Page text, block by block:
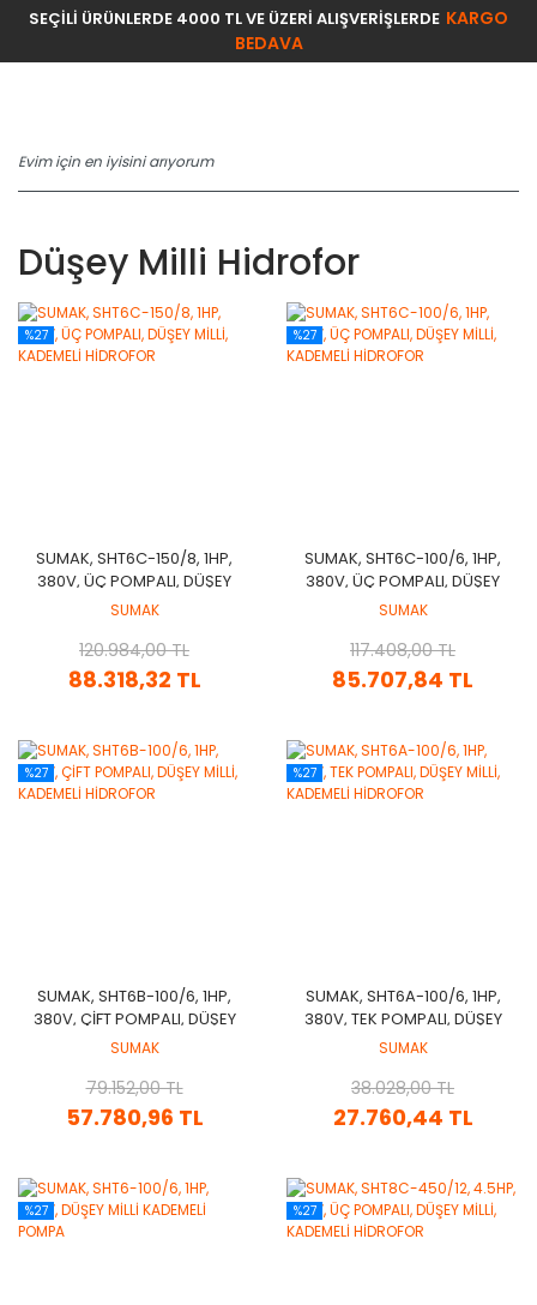
SEÇİLİ ÜRÜNLERDE 4000 TL VE ÜZERİ ALIŞVERİŞLERDE KARGO
BEDAVA
Düşey Milli Hidrofor
%27
SUMAK, SHT6C-150/8, 1HP,
380V, ÜÇ POMPALI, DÜŞEY
MİLLİ, KADEMELİ HİDROFOR
SUMAK
88.318,32 TL
120.984,00 TL
%27
SUMAK, SHT6C-100/6, 1HP,
380V, ÜÇ POMPALI, DÜŞEY
MİLLİ, KADEMELİ HİDROFOR
SUMAK
85.707,84 TL
117.408,00 TL
%27
SUMAK, SHT6B-100/6, 1HP,
380V, ÇİFT POMPALI, DÜŞEY
MİLLİ, KADEMELİ HİDROFOR
SUMAK
57.780,96 TL
79.152,00 TL
%27
SUMAK, SHT6A-100/6, 1HP,
380V, TEK POMPALI, DÜŞEY
MİLLİ, KADEMELİ HİDROFOR
SUMAK
27.760,44 TL
38.028,00 TL
%27 %27